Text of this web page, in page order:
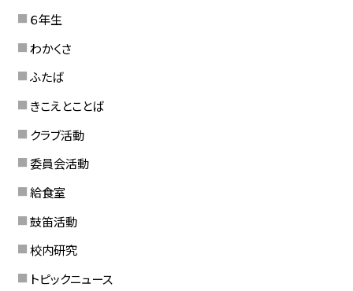
６年生
わかくさ
ふたば
きこえとことば
クラブ活動
委員会活動
給食室
鼓笛活動
校内研究
トピックニュース